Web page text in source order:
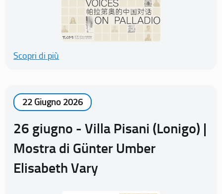
Scopri di più
22 Giugno 2026
26 giugno - Villa Pisani (Lonigo) |
Mostra di Günter Umber
Elisabeth Vary